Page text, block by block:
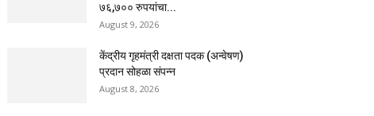
७६,७०० रुपयांचा...
August 9, 2026
केंद्रीय गृहमंत्री दक्षता पदक (अन्वेषण)
प्रदान सोहळा संपन्न
August 8, 2026